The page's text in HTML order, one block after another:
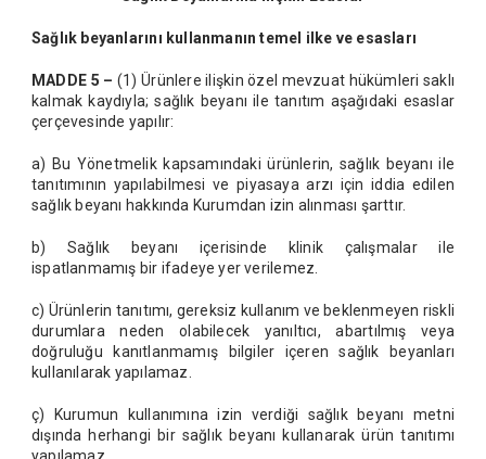
Sağlık beyanlarını kullanmanın temel ilke ve esasları
MADDE 5 – (1) Ürünlere ilişkin özel mevzuat hükümleri saklı
kalmak kaydıyla; sağlık beyanı ile tanıtım aşağıdaki esaslar
çerçevesinde yapılır:
a) Bu Yönetmelik kapsamındaki ürünlerin, sağlık beyanı ile
tanıtımının yapılabilmesi ve piyasaya arzı için iddia edilen
sağlık beyanı hakkında Kurumdan izin alınması şarttır.
b) Sağlık beyanı içerisinde klinik çalışmalar ile
ispatlanmamış bir ifadeye yer verilemez.
c) Ürünlerin tanıtımı, gereksiz kullanım ve beklenmeyen riskli
durumlara neden olabilecek yanıltıcı, abartılmış veya
doğruluğu kanıtlanmamış bilgiler içeren sağlık beyanları
kullanılarak yapılamaz.
ç) Kurumun kullanımına izin verdiği sağlık beyanı metni
dışında herhangi bir sağlık beyanı kullanarak ürün tanıtımı